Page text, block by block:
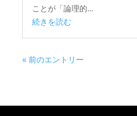
ことが「論理的...
続きを読む
« 前のエントリー